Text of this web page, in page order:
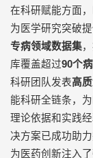
在科研赋能方面
为医学研究突破
专病领域数据集
库覆盖超过90个
科研团队发表高
能科研全链条，
理论依据和实践
决方案已成功助
为医药创新注入